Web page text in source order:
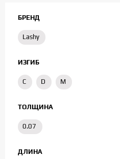
БРЕНД
Lashy
ИЗГИБ
C D M
ТОЛЩИНА
0.07
ДЛИНА